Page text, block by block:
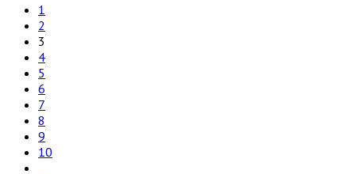
1
2
3
4
5
6
7
8
9
10